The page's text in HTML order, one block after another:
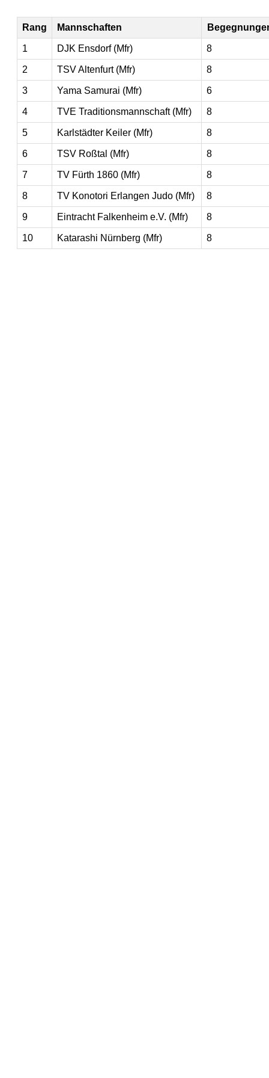
Rang Mannschaften
1 DJK Ensdorf (Mfr) 8
2 TSV Altenfurt (Mfr) 8
3 Yama Samurai (Mfr) 6
4 TVE Traditionsmannschaft (Mfr) 8
5 Karlstädter Keiler (Mfr) 8
6 TSV Roßtal (Mfr) 8
7 TV Fürth 1860 (Mfr) 8
8 TV Konotori Erlangen Judo (Mfr) 8
9 Eintracht Falkenheim e.V. (Mfr) 8
10 Katarashi Nürnberg (Mfr) 8